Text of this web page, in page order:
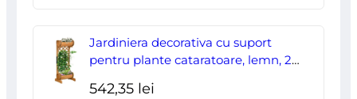
Jardiniera decorativa cu suport
pentru plante cataratoare, lemn, 2
542,35 lei